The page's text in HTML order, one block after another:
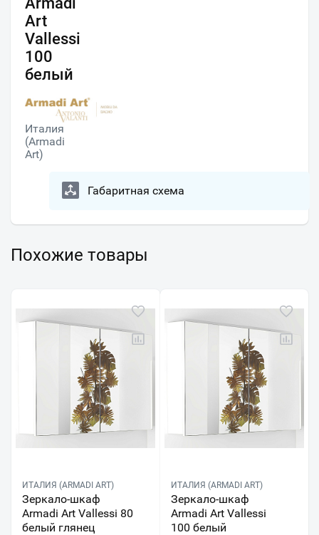
Art
Vallessi
100
белый
Италия
(Armadi
Art)
Габаритная схема
Похожие товары
ИТАЛИЯ (ARMADI ART)
Зеркало-шкаф
Armadi Art Vallessi 80
белый глянец
ИТАЛИЯ (ARMADI ART)
Зеркало-шкаф
Armadi Art Vallessi
100 белый